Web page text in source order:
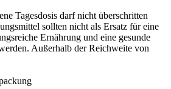
Tagesdosis darf nicht überschritten
sollten nicht als Ersatz für eine
Ernährung und eine gesunde
Außerhalb der Reichweite von